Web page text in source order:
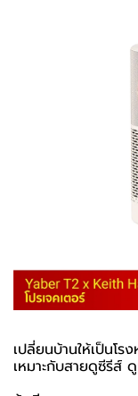
เปลี่ยนบ้านให้เป็นโร
เหมาะกับสายดูซีรีส์